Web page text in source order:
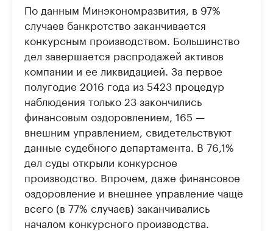
По данным Минэкономразвития, в 97%
случаев банкротство заканчивается
конкурсным производством. Большинство
дел завершается распродажей активов
компании и ее ликвидацией. За первое
полугодие 2016 года из 5423 процедур
наблюдения только 23 закончились
финансовым оздоровлением, 165 —
внешним управлением, свидетельствуют
данные судебного департамента. В 76,1%
дел суды открыли конкурсное
производство. Впрочем, даже финансовое
оздоровление и внешнее управление чаще
всего (в 77% случаев) заканчивались
началом конкурсного производства.